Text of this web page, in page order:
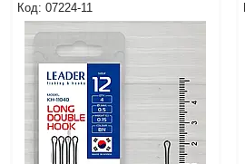
07224-11